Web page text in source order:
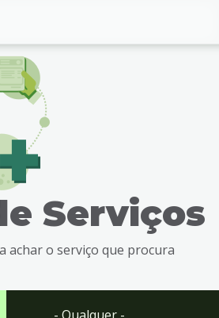
Serviços
achar o serviço que procura